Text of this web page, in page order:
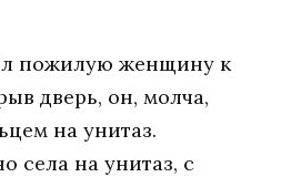
пожилую женщину к
дверь, он, молча,
на унитаз.
села на унитаз, с